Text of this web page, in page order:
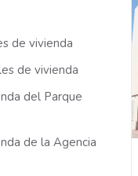
de vivienda
de vivienda
del Parque
de la Agencia